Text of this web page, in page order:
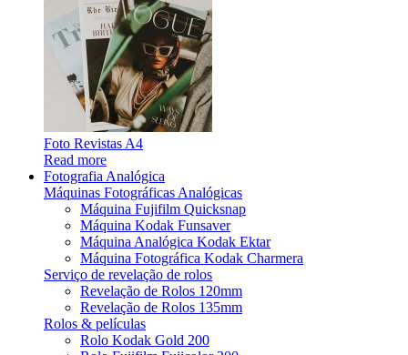
Foto Revistas A4
Read more
Fotografia Analógica
Máquinas Fotográficas Analógicas
Máquina Fujifilm Quicksnap
Máquina Kodak Funsaver
Máquina Analógica Kodak Ektar
Máquina Fotográfica Kodak Charmera
Serviço de revelação de rolos
Revelação de Rolos 120mm
Revelação de Rolos 135mm
Rolos & películas
Rolo Kodak Gold 200